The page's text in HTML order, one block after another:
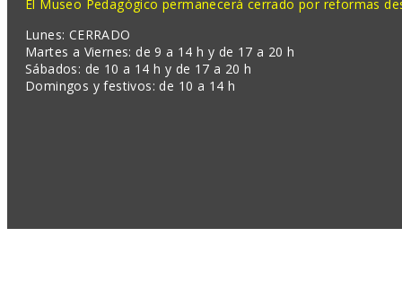
El Museo Pedagógico permanecerá cerrado por reformas
Lunes: CERRADO
Martes a Viernes: de 9 a 14 h y de 17 a 20 h
Sábados: de 10 a 14 h y de 17 a 20 h
Domingos y festivos: de 10 a 14 h